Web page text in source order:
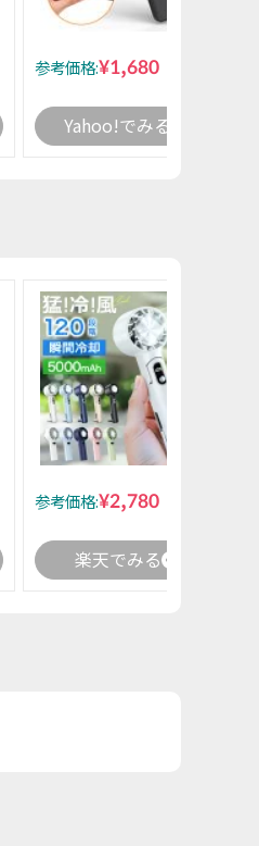
参考価格:¥1,680
Yahoo!でみる
参考価格:¥2,780
楽天でみる